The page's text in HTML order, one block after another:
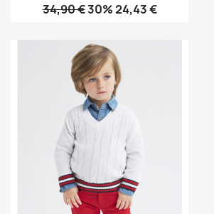
34,90 €30% 24,43 €